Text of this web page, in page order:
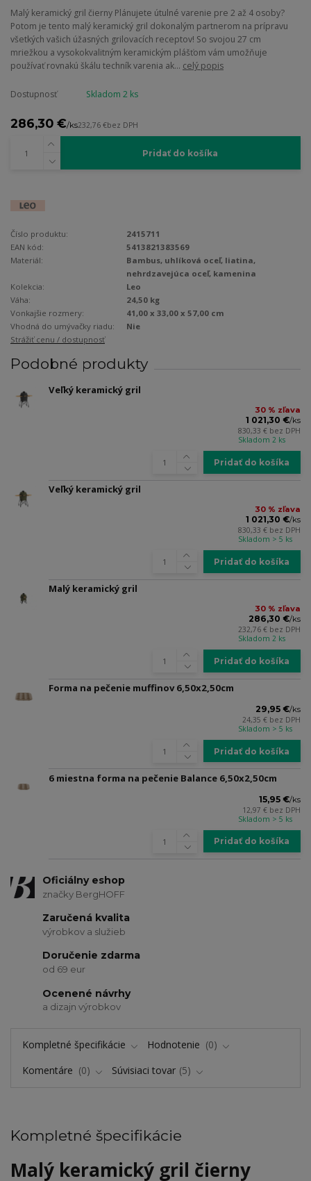
Malý keramický gril čierny Plánujete útulné varenie pre 2 až 4 osoby?
Potom je tento malý keramický gril dokonalým partnerom na prípravu
všetkých vašich úžasných grilovacích receptov! So svojou 27 cm
mriežkou a vysokokvalitným keramickým plášťom vám umožňuje
používať rovnakú škálu techník varenia ak... celý popis
Dostupnosť Skladom 2 ks
286,30 €/ks232,76 €bez DPH
Pridať do košíka
Číslo produktu:
2415711
EAN kód:
5413821383569
Materiál:
Bambus, uhlíková oceľ, liatina,
nehrdzavejúca oceľ, kamenina
Kolekcia:
Leo
Váha:
24,50 kg
Vonkajšie rozmery:
41,00 x 33,00 x 57,00 cm
Vhodná do umývačky riadu:
Nie
Strážiť cenu / dostupnosť
Podobné produkty
Veľký keramický gril
30 % zľava
1 021,30 €/ks
830,33 € bez DPH
Skladom 2 ks
Pridať do košíka
Veľký keramický gril
30 % zľava
1 021,30 €/ks
830,33 € bez DPH
Skladom > 5 ks
Pridať do košíka
Malý keramický gril
30 % zľava
286,30 €/ks
232,76 € bez DPH
Skladom 2 ks
Pridať do košíka
Forma na pečenie muffinov 6,50x2,50cm
29,95 €/ks
24,35 € bez DPH
Skladom > 5 ks
Pridať do košíka
6 miestna forma na pečenie Balance 6,50x2,50cm
15,95 €/ks
12,97 € bez DPH
Skladom > 5 ks
Pridať do košíka
Oficiálny eshop
značky BergHOFF
Zaručená kvalita
výrobkov a služieb
Doručenie zdarma
od 69 eur
Ocenené návrhy
a dizajn výrobkov
Kompletné špecifikácie Hodnotenie
0
Komentáre
0 Súvisiaci tovar 5
Kompletné špecifikácie
Malý keramický gril čierny